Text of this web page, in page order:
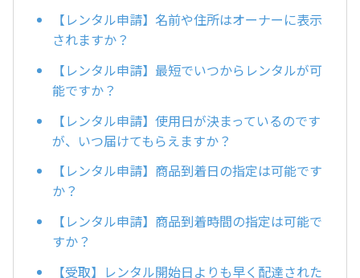
【レンタル申請】名前や住所はオーナーに表示
されますか？
【レンタル申請】最短でいつからレンタルが可
能ですか？
【レンタル申請】使用日が決まっているのです
が、いつ届けてもらえますか？
【レンタル申請】商品到着日の指定は可能です
か？
【レンタル申請】商品到着時間の指定は可能で
すか？
【受取】レンタル開始日よりも早く配達された